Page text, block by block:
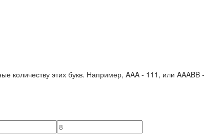
количеству этих букв. Например, AAA - 111 , или AAABB -